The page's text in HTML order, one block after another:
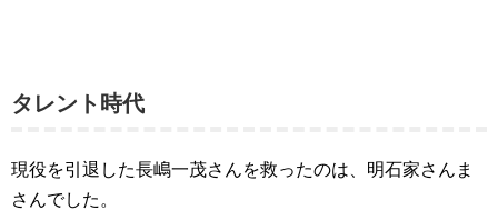
タレント時代
現役を引退した長嶋一茂さんを救ったのは、明石家さんま
さんでした。